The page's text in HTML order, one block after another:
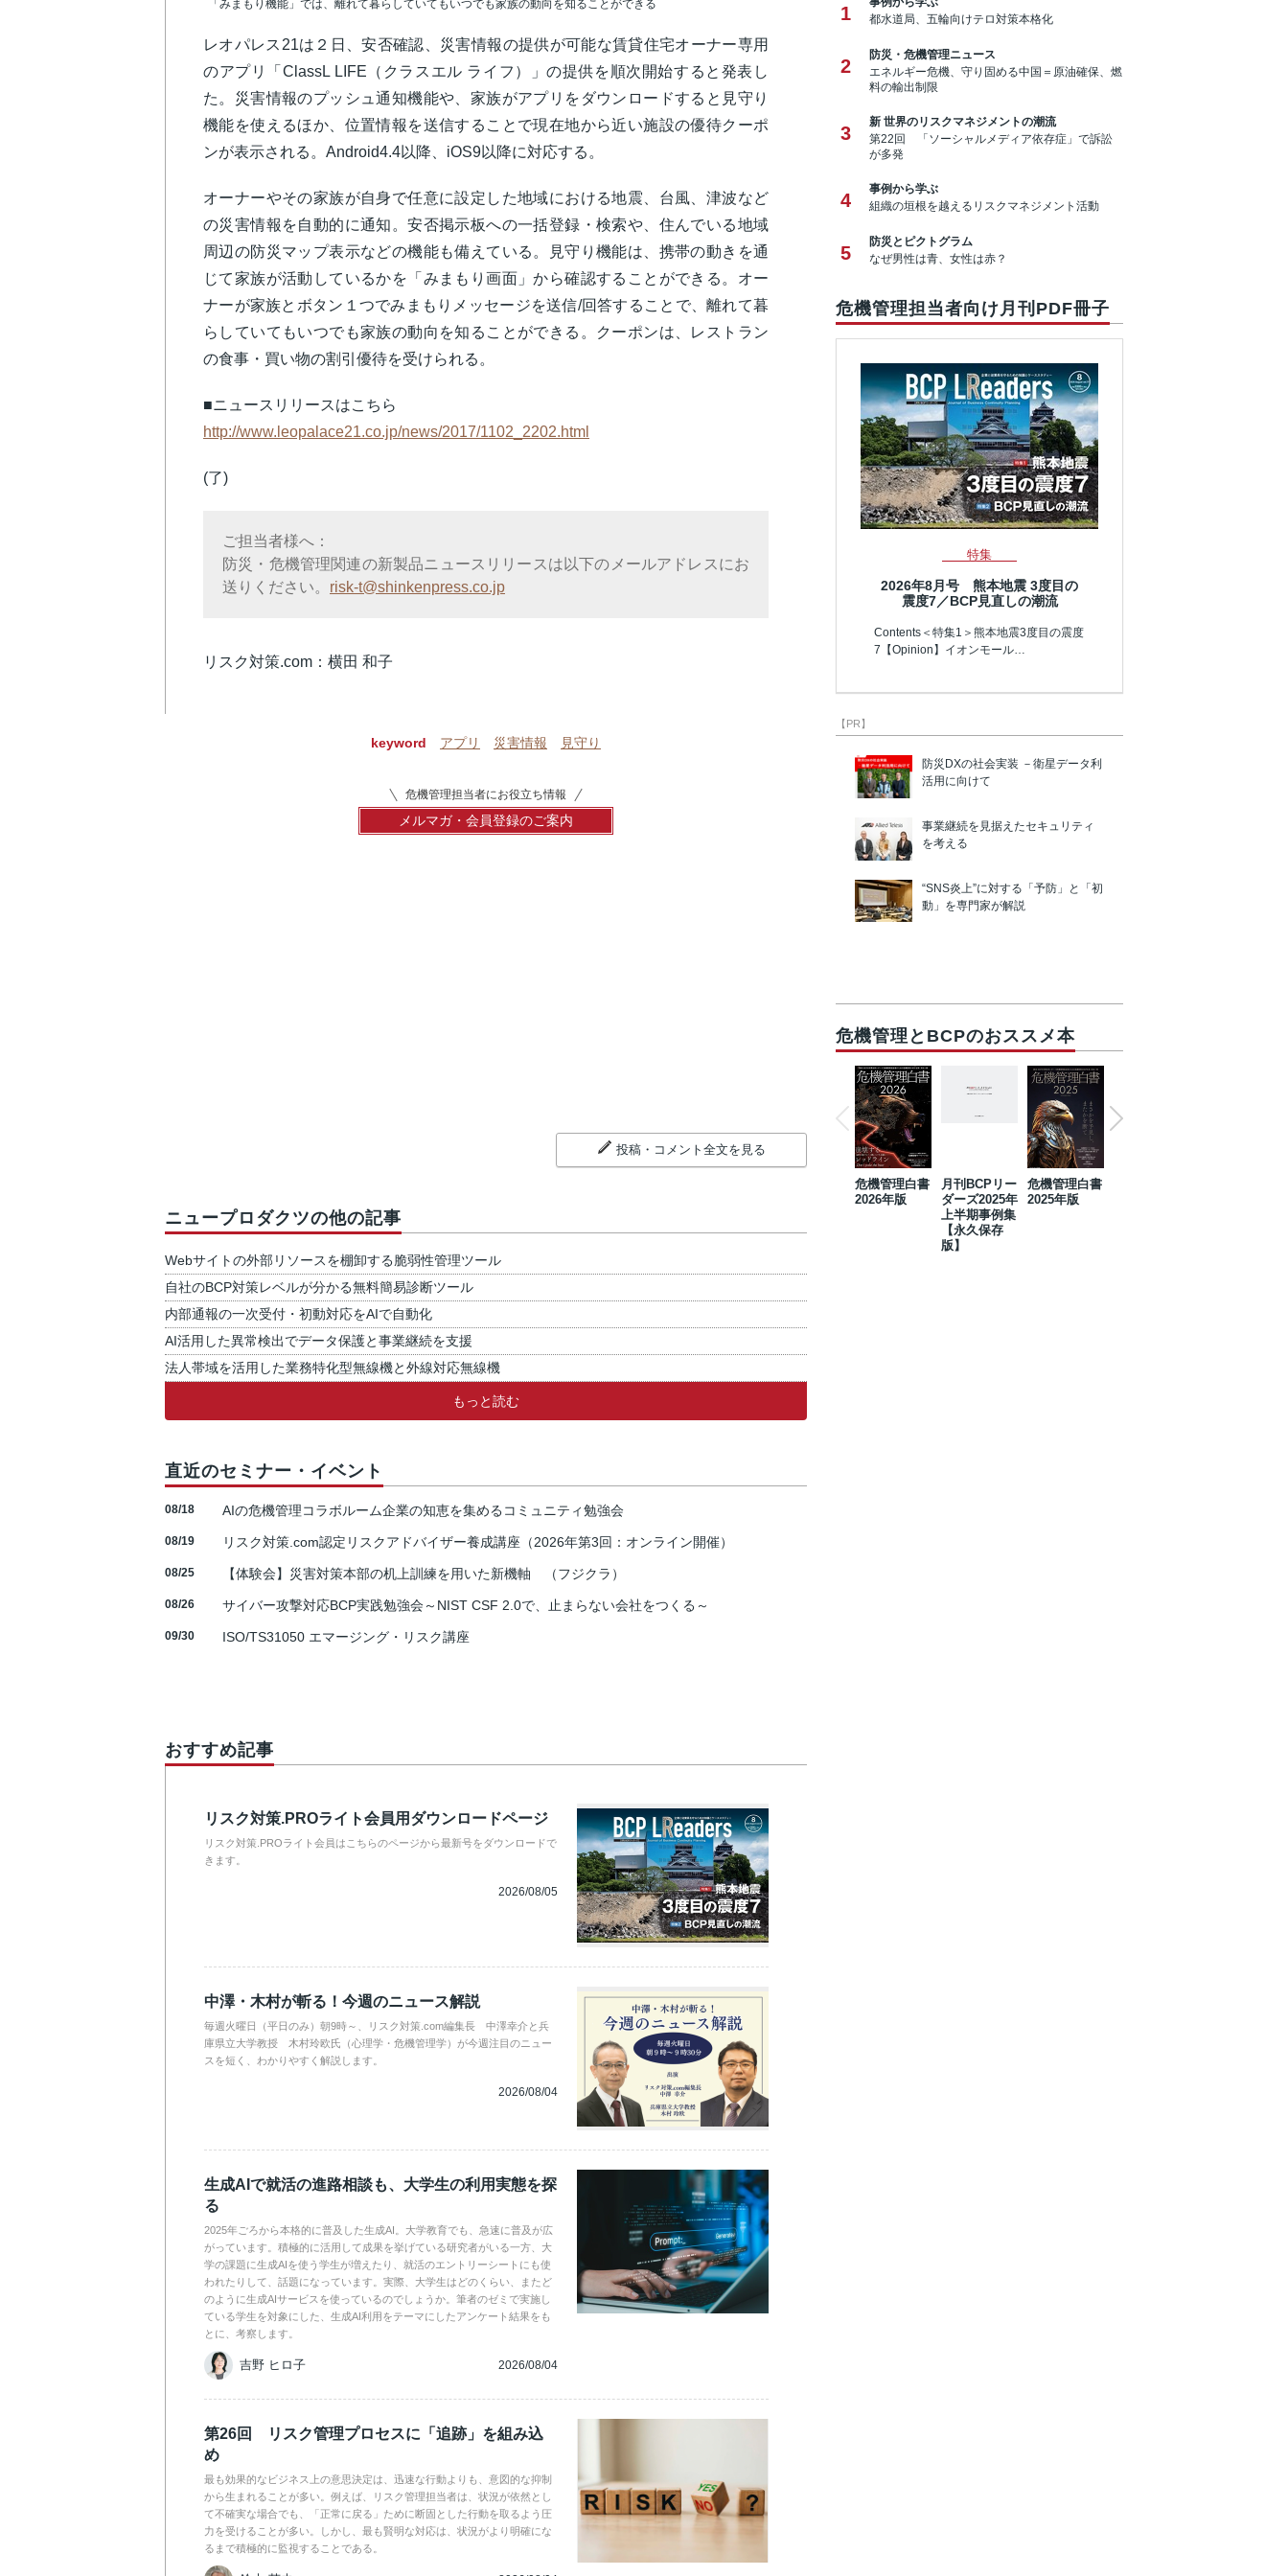
「みまもり機能」では、離れて暮らしていてもいつでも家族の動向を知ることができる
レオパレス21は２日、安否確認、災害情報の提供が可能な賃貸住宅オーナー専用
のアプリ「ClassL LIFE（クラスエル ライフ）」の提供を順次開始すると発表し
た。災害情報のプッシュ通知機能や、家族がアプリをダウンロードすると見守り
機能を使えるほか、位置情報を送信することで現在地から近い施設の優待クーポ
ンが表示される。Android4.4以降、iOS9以降に対応する。
オーナーやその家族が自身で任意に設定した地域における地震、台風、津波など
の災害情報を自動的に通知。安否掲示板への一括登録・検索や、住んでいる地域
周辺の防災マップ表示などの機能も備えている。見守り機能は、携帯の動きを通
じて家族が活動しているかを「みまもり画面」から確認することができる。オー
ナーが家族とボタン１つでみまもりメッセージを送信/回答することで、離れて暮
らしていてもいつでも家族の動向を知ることができる。クーポンは、レストラン
の食事・買い物の割引優待を受けられる。
■ニュースリリースはこちら
http://www.leopalace21.co.jp/news/2017/1102_2202.html
(了)
ご担当者様へ：
防災・危機管理関連の新製品ニュースリリースは以下のメールアドレスにお
送りください。 risk-t@shinkenpress.co.jp
リスク対策.com：横田 和子
keyword アプリ 災害情報 見守り
危機管理担当者にお役立ち情報
メルマガ・会員登録のご案内
投稿・コメント全文を見る
ニュープロダクツの他の記事
Webサイトの外部リソースを棚卸する脆弱性管理ツール
自社のBCP対策レベルが分かる無料簡易診断ツール
内部通報の一次受付・初動対応をAIで自動化
AI活用した異常検出でデータ保護と事業継続を支援
法人帯域を活用した業務特化型無線機と外線対応無線機
もっと読む
直近のセミナー・イベント
08/18 AIの危機管理コラボルーム企業の知恵を集めるコミュニティ勉強会
08/19 リスク対策.com認定リスクアドバイザー養成講座（2026年第3回：オンライン開催）
08/25 【体験会】災害対策本部の机上訓練を用いた新機軸 （フジクラ）
08/26 サイバー攻撃対応BCP実践勉強会～NIST CSF 2.0で、止まらない会社をつくる～
09/30 ISO/TS31050 エマージング・リスク講座
おすすめ記事
リスク対策.PROライト会員用ダウンロードページ
リスク対策.PROライト会員はこちらのページから最新号をダウンロードで
きます。
2026/08/05
中澤・木村が斬る！今週のニュース解説
毎週火曜日（平日のみ）朝9時～、リスク対策.com編集長 中澤幸介と兵
庫県立大学教授 木村玲欧氏（心理学・危機管理学）が今週注目のニュー
スを短く、わかりやすく解説します。
2026/08/04
生成AIで就活の進路相談も、大学生の利用実態を探
る
2025年ごろから本格的に普及した生成AI。大学教育でも、急速に普及が広
がっています。積極的に活用して成果を挙げている研究者がいる一方、大
学の課題に生成AIを使う学生が増えたり、就活のエントリーシートにも使
われたりして、話題になっています。実際、大学生はどのくらい、またど
のように生成AIサービスを使っているのでしょうか。筆者のゼミで実施し
ている学生を対象にした、生成AI利用をテーマにしたアンケート結果をも
とに、考察します。
吉野 ヒロ子 2026/08/04
第26回 リスク管理プロセスに「追跡」を組み込
め
最も効果的なビジネス上の意思決定は、迅速な行動よりも、意図的な抑制
から生まれることが多い。例えば、リスク管理担当者は、状況が依然とし
て不確実な場合でも、「正常に戻る」ために断固とした行動を取るよう圧
力を受けることが多い。しかし、最も賢明な対応は、状況がより明確にな
るまで積極的に監視することである。
1
都水道局、五輪向けテロ対策本格化
2
防災・危機管理ニュース
エネルギー危機、守り固める中国＝原油確保、燃
料の輸出制限
3
新 世界のリスクマネジメントの潮流
第22回 「ソーシャルメディア依存症」で訴訟
が多発
4
事例から学ぶ
組織の垣根を越えるリスクマネジメント活動
5
防災とピクトグラム
なぜ男性は青、女性は赤？
危機管理担当者向け月刊PDF冊子
特集
2026年8月号 熊本地震 3度目の
震度7／BCP見直しの潮流
Contents＜特集1＞熊本地震3度目の震度
7【Opinion】イオンモール…
【PR】
防災DXの社会実装 －衛星データ利
活用に向けて
事業継続を見据えたセキュリティ
を考える
“SNS炎上”に対する「予防」と「初
動」を専門家が解説
危機管理とBCPのおススメ本
危機管理白書
2026年版
月刊BCPリー
ダーズ2025年
上半期事例集
【永久保存
版】
危機管理白書
2025年版